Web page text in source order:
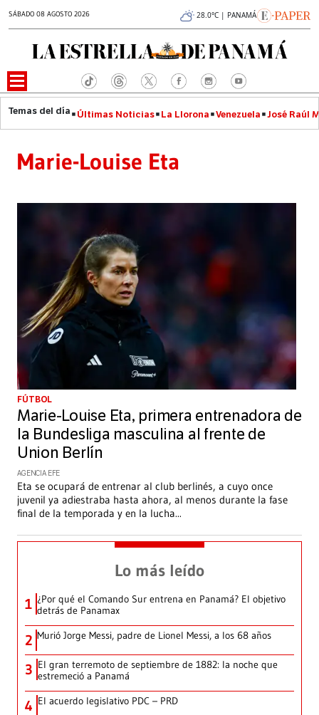
SÁBADO 08 AGOSTO 2026 28.0°C | PANAMÁ
Últimas Noticias La Llorona Venezuela José Raúl
Marie-Louise Eta
FÚTBOL
Marie-Louise Eta, primera entrenadora de
la Bundesliga masculina al frente de
Union Berlín
AGENCIA EFE
Eta se ocupará de entrenar al club berlinés, a cuyo once
juvenil ya adiestraba hasta ahora, al menos durante la fase
final de la temporada y en la lucha...
Lo más leído
1 ¿Por qué el Comando Sur entrena en Panamá? El objetivo
detrás de Panamax
2 Murió Jorge Messi, padre de Lionel Messi, a los 68 años
3 El gran terremoto de septiembre de 1882: la noche que
estremeció a Panamá
4 El acuerdo legislativo PDC – PRD